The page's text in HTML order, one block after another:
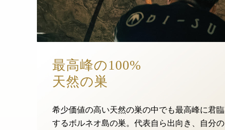
最高峰の100%
天然の巣
希少価値の高い天然の巣の中でも最高峰に君臨
するボルネオ島の巣。代表自ら出向き、自分の